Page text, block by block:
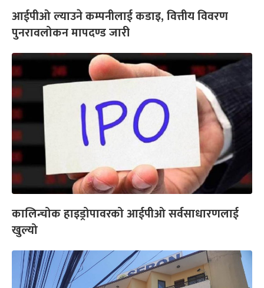
आईपीओ ल्याउने कम्पनीलाई कडाइ, वित्तीय विवरण
पुनरावलोकन मापदण्ड जारी
कालिन्चोक हाइड्रोपावरको आईपीओ सर्वसाधारणलाई
खुल्यो